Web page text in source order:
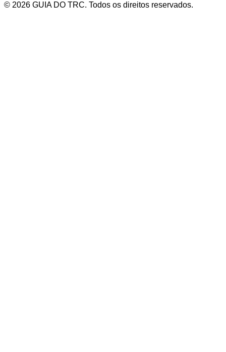
© 2026 GUIA DO TRC. Todos os direitos reservados.